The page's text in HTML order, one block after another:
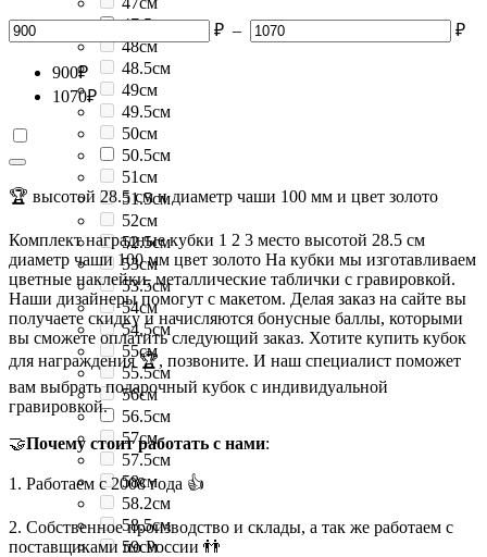
47.5см
48см
48.5см
49см
49.5см
50см
50.5см
51см
51.5см
52см
52.5см
53см
53.5см
54см
54.5см
55см
55.5см
56см
56.5см
57см
57.5см
58см
58.2см
58.5см
59см
₽ – ₽
900₽
1070₽
🏆 высотой 28.5 см и диаметр чаши 100 мм и цвет золото
Комплект наградные кубки 1 2 3 место высотой 28.5 см
диаметр чаши 100 мм цвет золото На кубки мы изготавливаем
цветные наклейки, металлические таблички с гравировкой.
Наши дизайнеры помогут с макетом. Делая заказ на сайте вы
получаете скидку и начисляются бонусные баллы, которыми
вы сможете оплатить следующий заказ. Хотите купить кубок
для награждения 🏆, позвоните. И наш специалист поможет
вам выбрать подарочный кубок с индивидуальной
гравировкой.
🤝Почему стоит работать с нами:
1. Работаем с 2008 года 👍
2. Собственное производство и склады, а так же работаем с
поставщиками по России 👬